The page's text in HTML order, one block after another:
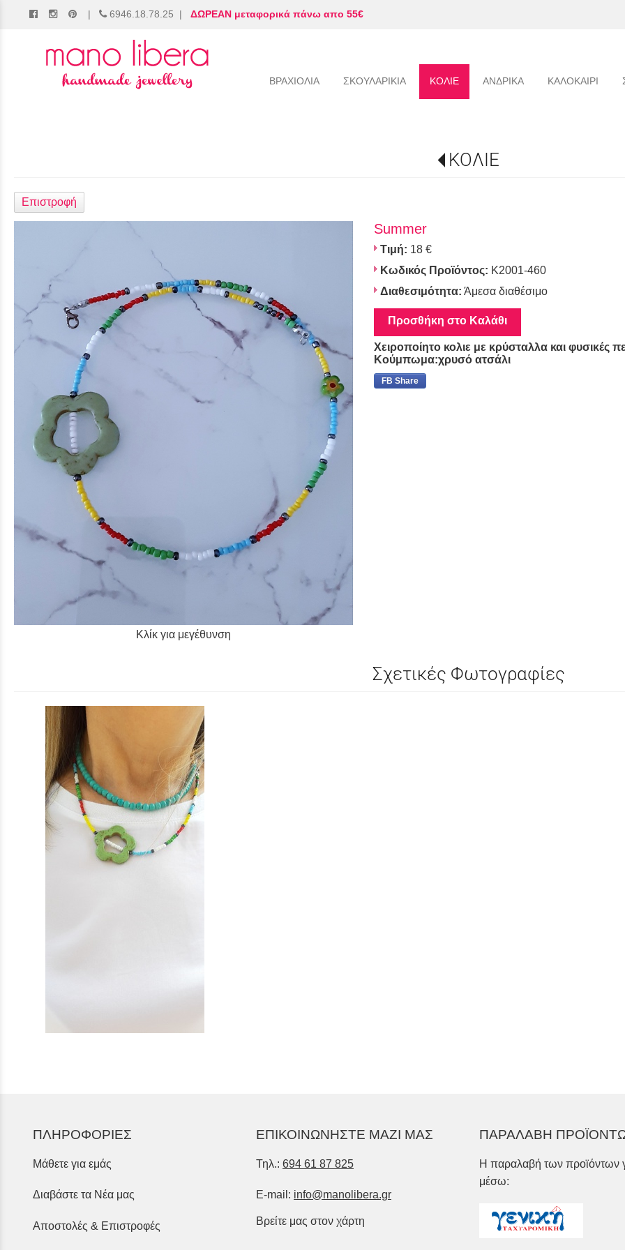
| 6946.18.78.25 | ΔΩΡΕΑΝ μεταφορικά πάνω απο 55€
ΒΡΑΧΙΟΛΙΑ ΣΚΟΥΛΑΡΙΚΙΑ ΚΟΛΙΕ ΑΝΔΡΙΚΑ ΚΑΛΟΚΑΙΡΙ
ΚΟΛΙΕ
Επιστροφή
Κλίκ για μεγέθυνση
Summer
Τιμή: 18 €
Κωδικός Προϊόντος: K2001-460
Διαθεσιμότητα: Άμεσα διαθέσιμο
Προσθήκη στο Καλάθι
Χειροποίητο κολιε με κρύσταλλα και φυσικές
Κούμπωμα:χρυσό ατσάλι
FB Share
Σχετικές Φωτογραφίες
ΠΛΗΡΟΦΟΡΙΕΣ
Μάθετε για εμάς
Διαβάστε τα Νέα μας
Αποστολές & Επιστροφές
ΕΠΙΚΟΙΝΩΝΗΣΤΕ ΜΑΖΙ ΜΑΣ
Τηλ.: 694 61 87 825
E-mail: info@manolibera.gr
Βρείτε μας στον χάρτη
ΠΑΡΑΛΑΒΗ
Η παραλαβή των προϊόντων
μέσω: